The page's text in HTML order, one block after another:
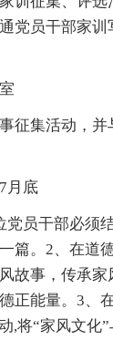
党员干部家
征集活动，
月底
党员干部必须
篇。2、在道
故事，传承家
正能量。3、
,将“家风文化